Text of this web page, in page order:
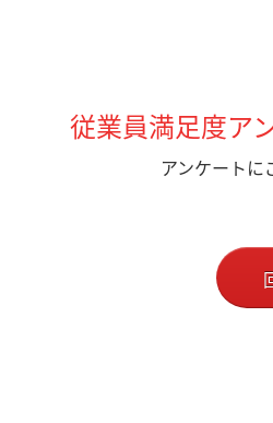
従業員満足度ア
アンケートに